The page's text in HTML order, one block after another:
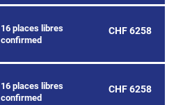
16 places libres
confirmed
CHF 6258
16 places libres
confirmed
CHF 6258